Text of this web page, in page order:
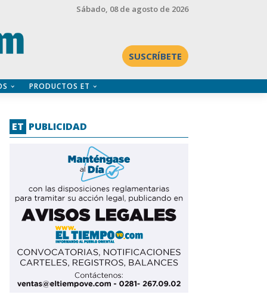
Sábado, 08 de agosto de 2026
SUSCRÍBETE
PRODUCTOS ET
ET PUBLICIDAD